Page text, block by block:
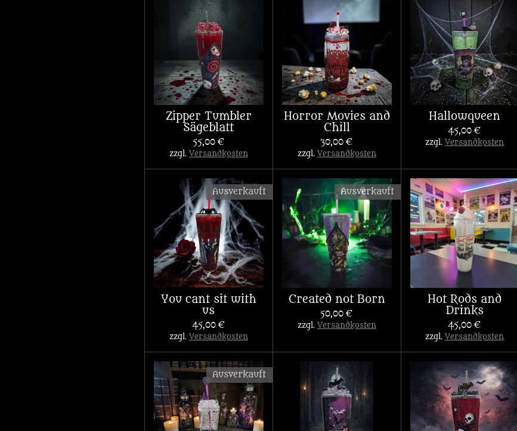
Zipper Tumbler
Sägeblatt
55,00 €
zzgl. Versandkosten
Horror Movies and
Chill
30,00 €
zzgl. Versandkosten
Hallowqueen
45,00 €
zzgl.Versandkosten
Ausverkauft
You cant sit with
us
45,00 €
zzgl. Versandkosten
Ausverkauft
Created not Born
50,00 €
zzgl. Versandkosten
Hot Rods and
Drinks
45,00 €
zzgl.Versandkosten
Ausverkauft